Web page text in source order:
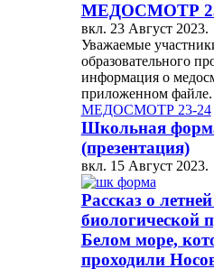
МЕДОСМОТР
вкл. 23 Август 2023.
Уважаемые
образовательного
информация о
приложенном файле.
МЕДОСМОТР 23-24
Школьная
(презентация)
вкл. 15 Август 2023.
Рассказ о
биологической
Белом море,
проходили